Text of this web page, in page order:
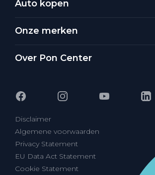
Auto kopen
Onze merken
Over Pon Center
Disclaimer
Algemene voorwaarden
Privacy Statement
EU Data Act Statement
Cookie Statement